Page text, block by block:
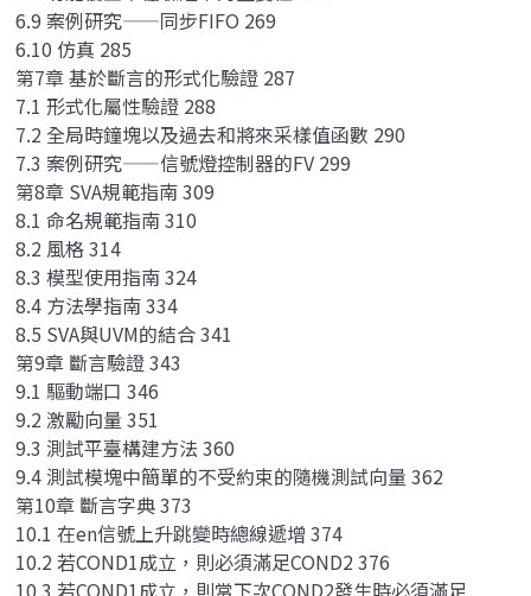
6.9 案例研究——同步FIFO 269
6.10 仿真 285
第7章 基於斷言的形式化驗證 287
7.1 形式化屬性驗證 288
7.2 全局時鐘塊以及過去和將來采樣值函數 290
7.3 案例研究——信號燈控制器的FV 299
第8章 SVA規範指南 309
8.1 命名規範指南 310
8.2 風格 314
8.3 模型使用指南 324
8.4 方法學指南 334
8.5 SVA與UVM的結合 341
第9章 斷言驗證 343
9.1 驅動端口 346
9.2 激勵向量 351
9.3 測試平臺構建方法 360
9.4 測試模塊中簡單的不受約束的隨機測試向量 362
第10章 斷言字典 373
10.1 在en信號上升跳變時總線遞增 374
10.2 若COND1成立，則必須滿足COND2 376
10.3 若COND1成立，則當下次COND2發生時必須滿足